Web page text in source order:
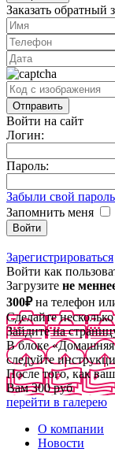
Заказать обратный
Войти на сайт
Логин:
Пароль:
Забыли свой
Запомнить меня
Зарегистрироваться
Войти как
Загрузите не
300₽на телефон
Сделайте
Зайдите на
В блоке «Домашняя
следуйте
После того, как
Вам 300 руб
перейти в галерею
О компании
Новости